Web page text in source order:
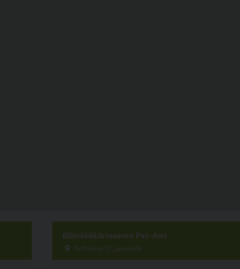
Eläinlääkäriasema Pet-Ami
Polttolinja 27, Jyväskylä